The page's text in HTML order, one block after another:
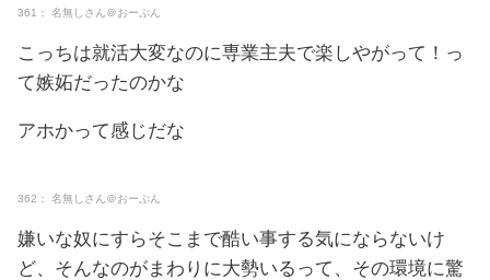
361： 名無しさん＠おーぷん
こっちは就活大変なのに専業主夫で楽しやがって！っ
て嫉妬だったのかな
アホかって感じだな
362： 名無しさん＠おーぷん
嫌いな奴にすらそこまで酷い事する気にならないけ
ど、そんなのがまわりに大勢いるって、その環境に驚